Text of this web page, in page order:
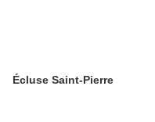
Écluse Saint-Pierre